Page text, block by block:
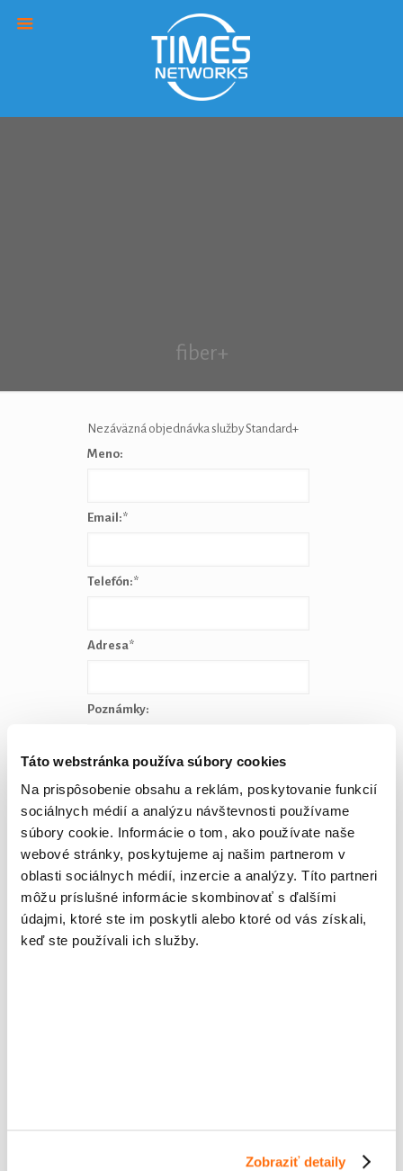
fiber+
Nezáväzná objednávka služby Standard+
Meno:
Email:*
Telefón:*
Adresa*
Poznámky:
Odpíšte uvedený kód: *
Táto webstránka používa súbory cookies
Na prispôsobenie obsahu a reklám, poskytovanie funkcií
sociálnych médií a analýzu návštevnosti používame
súbory cookie. Informácie o tom, ako používate naše
webové stránky, poskytujeme aj našim partnerom v
oblasti sociálnych médií, inzercie a analýzy. Títo partneri
môžu príslušné informácie skombinovať s ďalšími
údajmi, ktoré ste im poskytli alebo ktoré od vás získali,
keď ste používali ich služby.
Zobraziť detaily